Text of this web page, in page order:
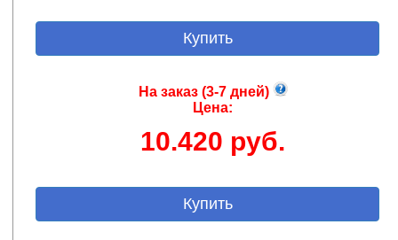
Купить
На заказ (3-7 дней)
Цена:
10.420 руб.
Купить